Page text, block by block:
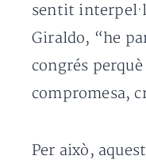
sentit
Giraldo, “he
congrés
compromesa,
Per això,